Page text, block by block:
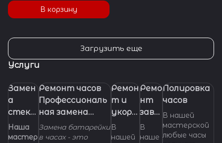
В корзину
Загрузить еще
Услуги
Замен
а
стекл
а в
часах.
Наша
мастер
Ремонт часов
Профессиональ
ная замена
батарейки
(элемента
Замена батарейки
в часах - это
Ремон
т и
укора
чиван
ие
В
нашей
Ремо
нт
заво
дной
голо
В
наше
Полировка
часов
В нашей
мастерской
любые часы